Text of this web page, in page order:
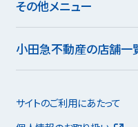
その他メニュー
小田急不動産の店舗一
サイトのご利用にあたって